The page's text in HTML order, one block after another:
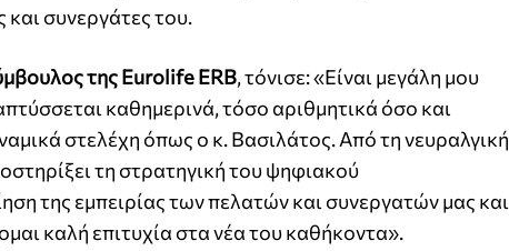
και συνεργάτες του.
της Eurolife ERB, τόνισε: «Είναι μεγάλη μου
καθημερινά, τόσο αριθμητικά όσο και
στελέχη όπως ο κ. Βασιλάτος. Από τη νευραλγική
τη στρατηγική του ψηφιακού
της εμπειρίας των πελατών και συνεργατών μας και
καλή επιτυχία στα νέα του καθήκοντα».